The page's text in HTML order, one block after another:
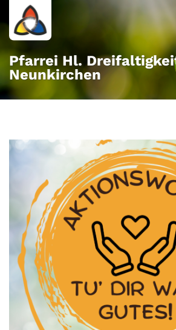
Zum Inhalt springen
Pfarrei Hl.
Neunkirchen